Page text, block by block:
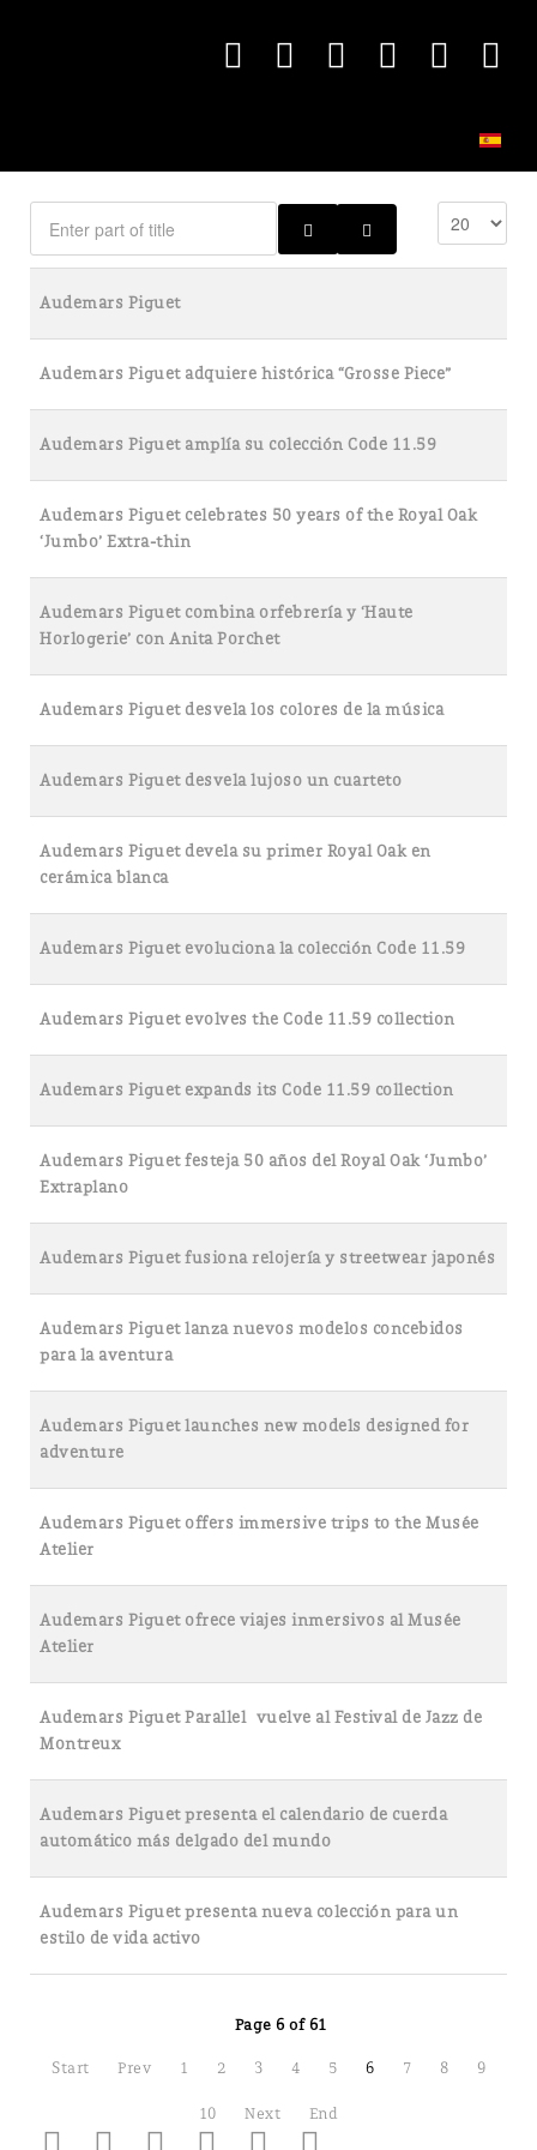
Audemars Piguet
Audemars Piguet adquiere histórica “Grosse Piece”
Audemars Piguet amplía su colección Code 11.59
Audemars Piguet celebrates 50 years of the Royal Oak
‘Jumbo’ Extra-thin
Audemars Piguet combina orfebrería y ‘Haute
Horlogerie’ con Anita Porchet
Audemars Piguet desvela los colores de la música
Audemars Piguet desvela lujoso un cuarteto
Audemars Piguet devela su primer Royal Oak en
cerámica blanca
Audemars Piguet evoluciona la colección Code 11.59
Audemars Piguet evolves the Code 11.59 collection
Audemars Piguet expands its Code 11.59 collection
Audemars Piguet festeja 50 años del Royal Oak ‘Jumbo’
Extraplano
Audemars Piguet fusiona relojería y streetwear japonés
Audemars Piguet lanza nuevos modelos concebidos
para la aventura
Audemars Piguet launches new models designed for
adventure
Audemars Piguet offers immersive trips to the Musée
Atelier
Audemars Piguet ofrece viajes inmersivos al Musée
Atelier
Audemars Piguet Parallel vuelve al Festival de Jazz de
Montreux
Audemars Piguet presenta el calendario de cuerda
automático más delgado del mundo
Audemars Piguet presenta nueva colección para un
estilo de vida activo
Page 6 of 61
Start Prev 1 2 3 4 5 6 7 8 9
10 Next End